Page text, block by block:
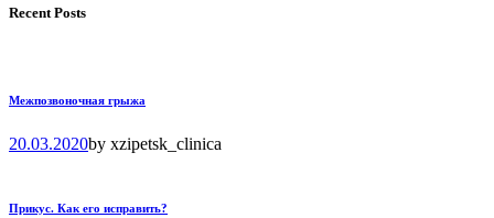
Recent Posts
Межпозвоночная грыжа
20.03.2020by xzipetsk_clinica
Прикус. Как его исправить?